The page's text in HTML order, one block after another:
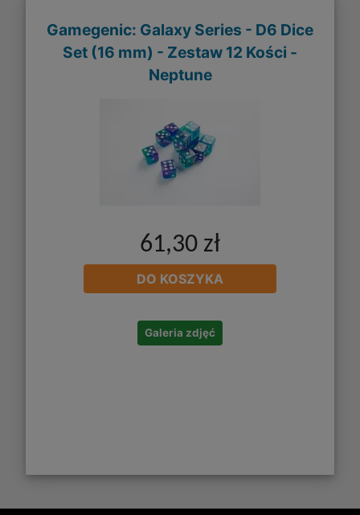
Gamegenic: Galaxy Series - D6 Dice
Set (16 mm) - Zestaw 12 Kości -
Neptune
61,30 zł
DO KOSZYKA
Galeria zdjęć